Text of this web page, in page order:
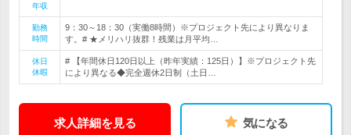
年収
勤務
時間
9：30～18：30（実働8時間）※プロジェクト先により異なりま
す。# ★メリハリ抜群！残業は月平均…
休日
休暇
# 【年間休日120日以上（昨年実績：125日）】※プロジェクト先
により異なる◆完全週休2日制（土日…
求人詳細を見る 気になる